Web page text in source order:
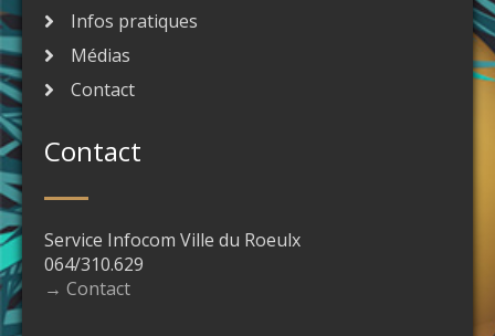
Infos pratiques
Médias
Contact
Contact
Service Infocom Ville du Roeulx
064/310.629
→ Contact